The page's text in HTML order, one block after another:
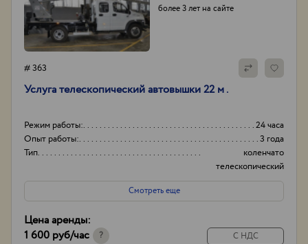
более 3 лет на сайте
# 363
Услуга телескопический автовышки 22 м .
Режим работы:
24 часа
Опыт работы:
3 года
Тип
коленчато
телескопический
Тип корзины
Люлька
Смотреть еще
Цена аренды:
1 600 руб/час ? С НДС